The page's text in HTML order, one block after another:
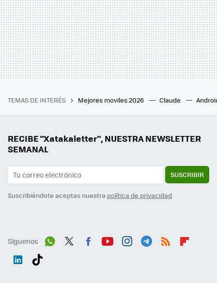
TEMAS DE INTERÉS Mejores moviles 2026 Claude
RECIBE "Xatakaletter", NUESTRA NEWSLETTER
SEMANAL
SUSCRIBIR
Suscribiéndote aceptas nuestra política de privacidad
Síguenos